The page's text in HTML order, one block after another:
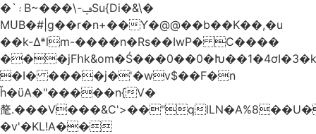
�`۽B~���\-ݠSu{Di�&\�
MՍB�#|g��r�n+��Ƴ�@@��b��K��,�u
��k-Δ*lm-����n�Rs��IwP� C����
�I� ����j�'�wv$��F�n
ȟ�ϋA�"�����n{V�
氂.���V���&C'>��"q
�v'�KL!A��